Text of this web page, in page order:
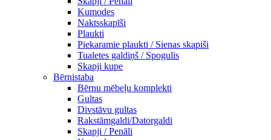
Kumodes
Naktsskapīši
Plaukti
Piekaramie plaukti / Sienas skapiši
Tualetes galdiņš / Spogulis
Skapji kupe
Bērnistaba
Bērnu mēbeļu komplekti
Gultas
Divstāvu gultas
Rakstāmgaldi/Datorgaldi
Skapji / Penāli